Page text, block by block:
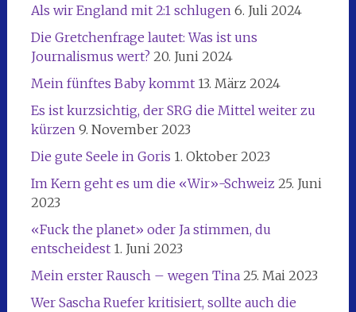
Als wir England mit 2:1 schlugen 6. Juli 2024
Die Gretchenfrage lautet: Was ist uns
Journalismus wert? 20. Juni 2024
Mein fünftes Baby kommt 13. März 2024
Es ist kurzsichtig, der SRG die Mittel weiter zu
kürzen 9. November 2023
Die gute Seele in Goris 1. Oktober 2023
Im Kern geht es um die «Wir»-Schweiz 25. Juni
2023
«Fuck the planet» oder Ja stimmen, du
entscheidest 1. Juni 2023
Mein erster Rausch – wegen Tina 25. Mai 2023
Wer Sascha Ruefer kritisiert, sollte auch die